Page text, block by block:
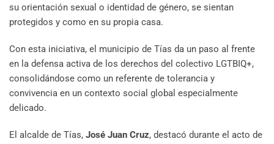
su orientación sexual o identidad de género, se sientan
protegidos y como en su propia casa.
Con esta iniciativa, el municipio de Tías da un paso al frente
en la defensa activa de los derechos del colectivo LGTBIQ+,
consolidándose como un referente de tolerancia y
convivencia en un contexto social global especialmente
delicado.
El alcalde de Tías, José Juan Cruz, destacó durante el acto de